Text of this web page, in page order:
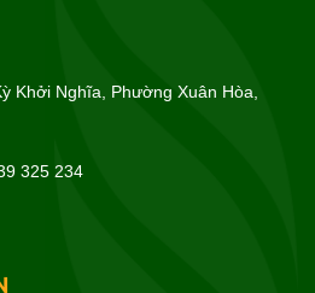
Khởi Nghĩa, Phường Xuân Hòa,
325 234